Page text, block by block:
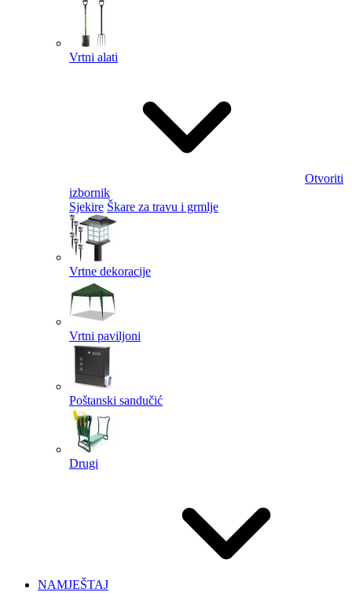
Vrtni alati
Otvoriti
izbornik
Sjekire Škare za travu i grmlje
Vrtne dekoracije
Vrtni paviljoni
Poštanski sandučić
Drugi
NAMJEŠTAJ